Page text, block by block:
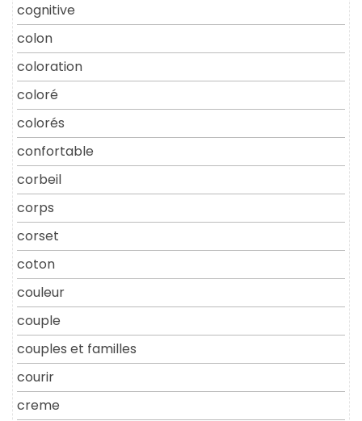
cognitive
colon
coloration
coloré
colorés
confortable
corbeil
corps
corset
coton
couleur
couple
couples et familles
courir
creme